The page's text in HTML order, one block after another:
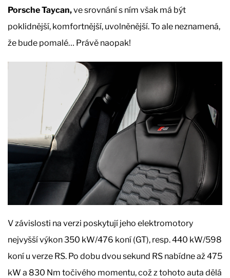
Porsche Taycan,ve srovnání s ním však má být
poklidnější, komfortnější, uvolněnější. To ale neznamená,
že bude pomalé… Právě naopak!
V závislosti na verzi poskytují jeho elektromotory
nejvyšší výkon 350 kW/476 koní (GT), resp. 440 kW/598
koní u verze RS. Po dobu dvou sekund RS nabídne až 475
kW a 830 Nm točivého momentu, což z tohoto auta dělá